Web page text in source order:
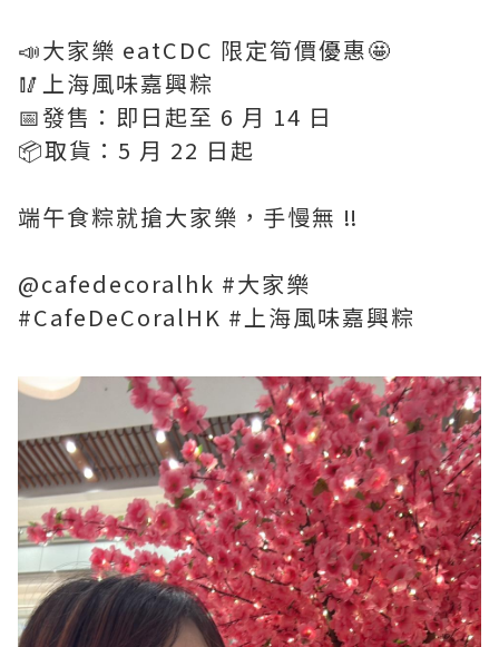
📣大家樂 eatCDC 限定筍價優惠🤩
🥢上海風味嘉興粽
📅發售：即日起至 6 月 14 日
📦取貨：5 月 22 日起
端午食粽就搶大家樂，手慢無 ‼️
@cafedecoralhk #大家樂
#CafeDeCoralHK #上海風味嘉興粽